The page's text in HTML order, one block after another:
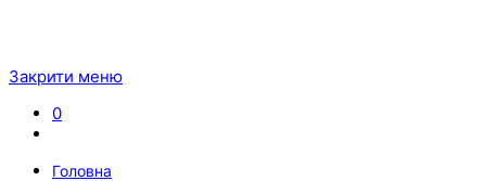
Закрити меню
0
Головна